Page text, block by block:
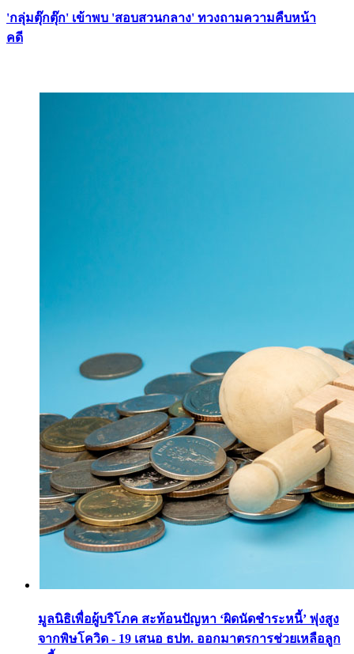
'กลุ่มตุ๊กตุ๊ก' เข้าพบ 'สอบสวนกลาง' ทวงถามความคืบหน้า
คดี
มูลนิธิเพื่อผู้บริโภค สะท้อนปัญหา ‘ผิดนัดชำระหนี้’ พุ่งสูง
จากพิษโควิด - 19 เสนอ ธปท. ออกมาตรการช่วยเหลือลูก